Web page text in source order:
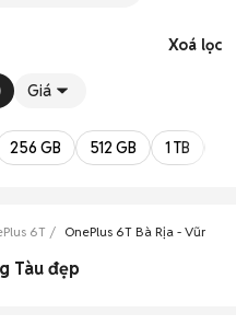
Xoá lọc
Giá
256 GB 512 GB 1 TB
6T OnePlus 6T Bà Rịa - Vũng
Tàu đẹp